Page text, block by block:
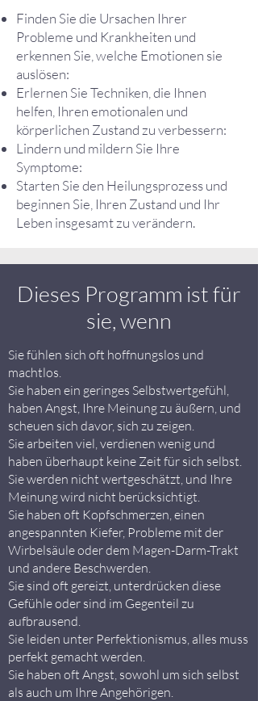
Finden Sie die Ursachen Ihrer
Probleme und Krankheiten und
erkennen Sie, welche Emotionen sie
auslösen:
Erlernen Sie Techniken, die Ihnen
helfen, Ihren emotionalen und
körperlichen Zustand zu verbessern:
Lindern und mildern Sie Ihre
Symptome:
Starten Sie den Heilungsprozess und
beginnen Sie, Ihren Zustand und Ihr
Leben insgesamt zu verändern.
Dieses Programm ist für
sie, wenn
Sie fühlen sich oft hoffnungslos und
machtlos.
Sie haben ein geringes Selbstwertgefühl,
haben Angst, Ihre Meinung zu äußern, und
scheuen sich davor, sich zu zeigen.
Sie arbeiten viel, verdienen wenig und
haben überhaupt keine Zeit für sich selbst.
Sie werden nicht wertgeschätzt, und Ihre
Meinung wird nicht berücksichtigt.
Sie haben oft Kopfschmerzen, einen
angespannten Kiefer, Probleme mit der
Wirbelsäule oder dem Magen-Darm-Trakt
und andere Beschwerden.
Sie sind oft gereizt, unterdrücken diese
Gefühle oder sind im Gegenteil zu
aufbrausend.
Sie leiden unter Perfektionismus, alles muss
perfekt gemacht werden.
Sie haben oft Angst, sowohl um sich selbst
als auch um Ihre Angehörigen.